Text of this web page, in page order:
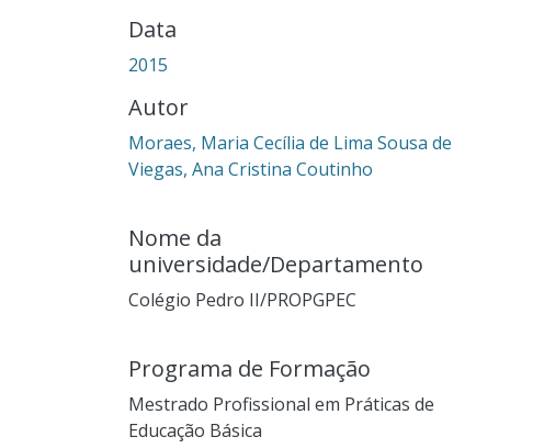
Data
2015
Autor
Moraes, Maria Cecília de Lima Sousa de
Viegas, Ana Cristina Coutinho
Nome da
universidade/Departamento
Colégio Pedro II/PROPGPEC
Programa de Formação
Mestrado Profissional em Práticas de
Educação Básica